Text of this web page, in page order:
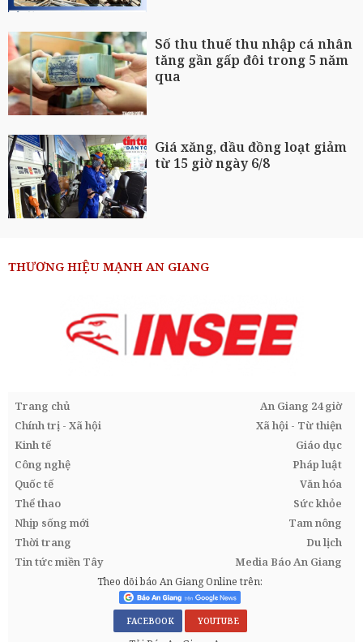
Số thu thuế thu nhập cá nhân
tăng gần gấp đôi trong 5 năm
qua
Giá xăng, dầu đồng loạt giảm
từ 15 giờ ngày 6/8
THƯƠNG HIỆU MẠNH AN GIANG
Trang chủ
An Giang 24 giờ
Chính trị - Xã hội
Xã hội - Từ thiện
Kinh tế
Giáo dục
Công nghệ
Pháp luật
Quốc tế
Văn hóa
Thể thao
Sức khỏe
Nhịp sống mới
Tam nông
Thời trang
Du lịch
Tin tức miền Tây
Media Báo An Giang
Theo dõi báo An Giang Online trên:
FACEBOOK YOUTUBE